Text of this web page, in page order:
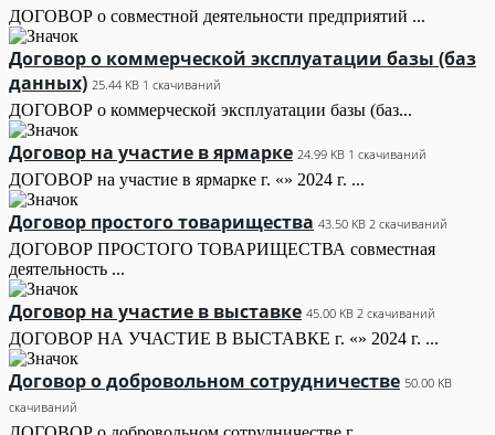
ДОГОВОР о совместной деятельности предприятий ...
Договор о коммерческой эксплуатации базы (баз
данных) 25.44 KB 1 скачиваний
ДОГОВОР о коммерческой эксплуатации базы (баз...
Договор на участие в ярмарке 24.99 KB 1 скачиваний
ДОГОВОР на участие в ярмарке г. «» 2024 г. ...
Договор простого товарищества 43.50 KB 2 скачиваний
ДОГОВОР ПРОСТОГО ТОВАРИЩЕСТВА совместная
деятельность ...
Договор на участие в выставке 45.00 KB 2 скачиваний
ДОГОВОР НА УЧАСТИЕ В ВЫСТАВКЕ г. «» 2024 г. ...
Договор о добровольном сотрудничестве 50.00 KB
скачиваний